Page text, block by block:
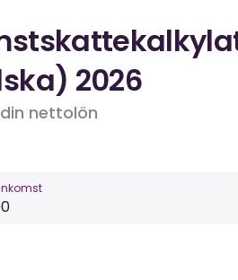
2026
nettolön